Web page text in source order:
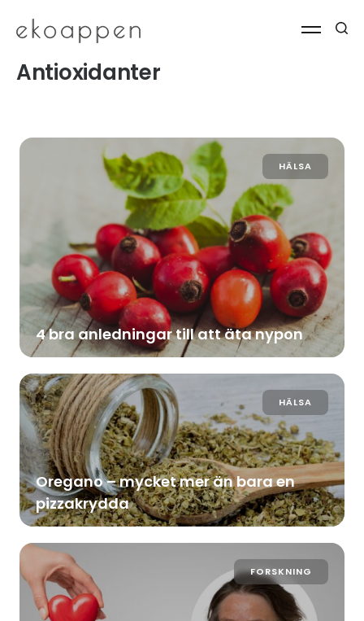
Antioxidanter
HÄLSA
4 bra anledningar till att äta nypon
HÄLSA
Oregano – mycket mer än bara en
pizzakrydda
FORSKNING